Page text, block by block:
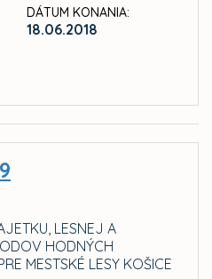
DÁTUM KONANIA:
18.06.2018
LESNEJ A
HODNÝCH
MESTSKÉ LESY KOŠICE